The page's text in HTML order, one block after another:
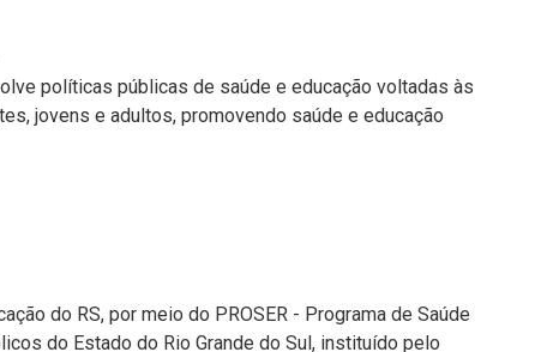
políticas públicas de saúde e educação voltadas às
jovens e adultos, promovendo saúde e educação
do RS, por meio do PROSER - Programa de Saúde
do Estado do Rio Grande do Sul, instituído pelo